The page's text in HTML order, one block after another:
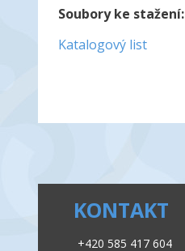
Soubory ke stažení:
Katalogový list
KONTAKT
+420 585 417 604